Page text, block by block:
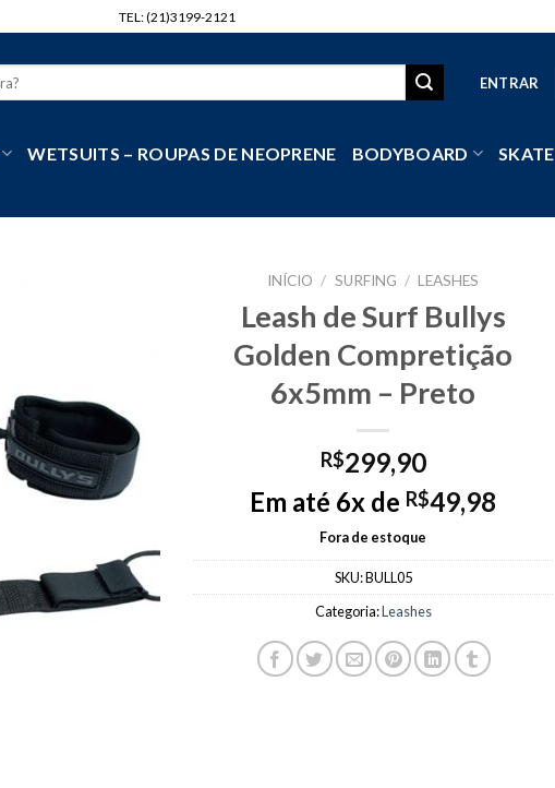
TEL: (21)3199-2121
ENTRAR
WETSUITS – ROUPAS DE NEOPRENE BODYBOARD SKATE
INÍCIO / SURFING / LEASHES
Leash de Surf Bullys
Golden Compretição
6x5mm – Preto
R$299,90
Em até 6x de R$49,98
Fora de estoque
SKU:BULL05
Categoria:Leashes